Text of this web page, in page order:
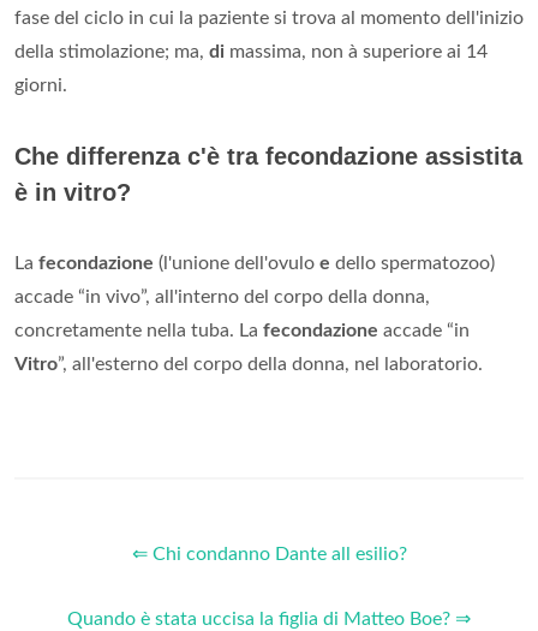
fase del ciclo in cui la paziente si trova al momento dell'inizio
della stimolazione; ma, di massima, non à superiore ai 14
giorni.
Che differenza c'è tra fecondazione assistita
è in vitro?
La fecondazione (l'unione dell'ovulo e dello spermatozoo)
accade “in vivo”, all'interno del corpo della donna,
concretamente nella tuba. La fecondazione accade “in
Vitro”, all'esterno del corpo della donna, nel laboratorio.
⇐ Chi condanno Dante all esilio?
Quando è stata uccisa la figlia di Matteo Boe? ⇒